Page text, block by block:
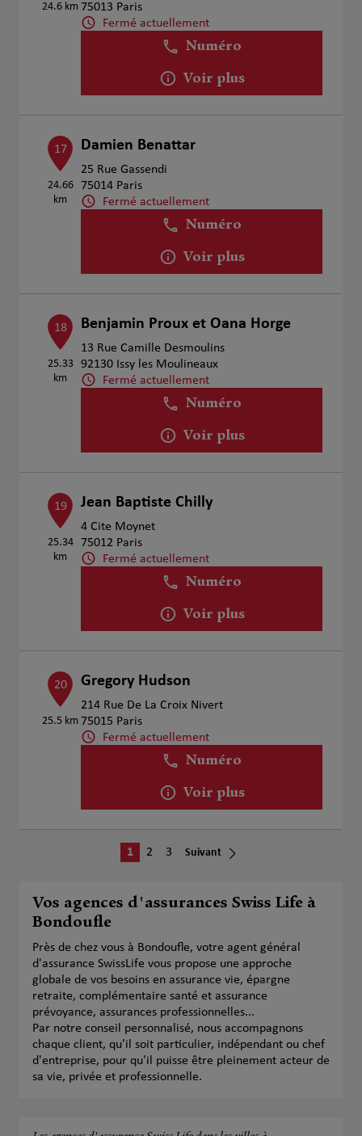
24.6 km 75013 Paris
Fermé actuellement
Numéro
Voir plus
17
24.66
km
Damien Benattar
25 Rue Gassendi
75014 Paris
Fermé actuellement
Numéro
Voir plus
18
25.33
km
Benjamin Proux et Oana Horge
13 Rue Camille Desmoulins
92130 Issy les Moulineaux
Fermé actuellement
Numéro
Voir plus
19
25.34
km
Jean Baptiste Chilly
4 Cite Moynet
75012 Paris
Fermé actuellement
Numéro
Voir plus
20
25.5 km
Gregory Hudson
214 Rue De La Croix Nivert
75015 Paris
Fermé actuellement
Numéro
Voir plus
1 2 3 Suivant
Vos agences d'assurances Swiss Life à
Bondoufle
Près de chez vous à Bondoufle, votre agent général
d'assurance SwissLife vous propose une approche
globale de vos besoins en assurance vie, épargne
retraite, complémentaire santé et assurance
prévoyance, assurances professionnelles...
Par notre conseil personnalisé, nous accompagnons
chaque client, qu'il soit particulier, indépendant ou chef
d'entreprise, pour qu'il puisse être pleinement acteur de
sa vie, privée et professionnelle.